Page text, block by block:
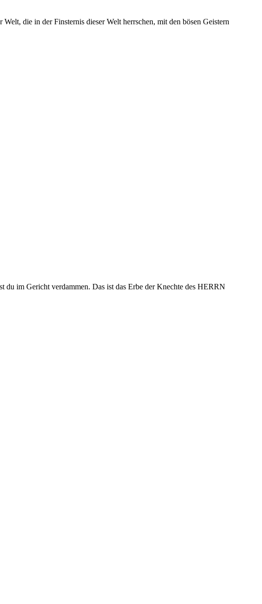
die in der Finsternis dieser Welt herrschen, mit den bösen Geistern
im Gericht verdammen. Das ist das Erbe der Knechte des HERRN